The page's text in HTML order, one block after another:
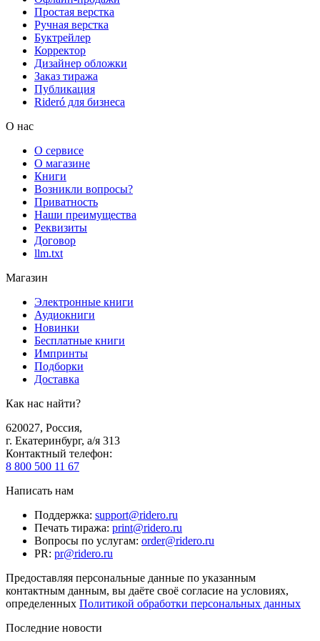
Простая верстка
Ручная верстка
Буктрейлер
Корректор
Дизайнер обложки
Заказ тиража
Публикация
Rideró для бизнеса
О нас
О сервисе
О магазине
Книги
Возникли вопросы?
Приватность
Наши преимущества
Реквизиты
Договор
llm.txt
Магазин
Электронные книги
Аудиокниги
Новинки
Бесплатные книги
Импринты
Подборки
Доставка
Как нас найти?
620027, Россия,
г. Екатеринбург, а/я 313
Контактный телефон:
8 800 500 11 67
Написать нам
Поддержка: support@ridero.ru
Печать тиража: print@ridero.ru
Вопросы по услугам: order@ridero.ru
PR: pr@ridero.ru
Предоставляя персональные данные по указанным
контактным данным, вы даёте своё согласие на условиях,
определенных Политикой обработки персональных данных
Последние новости